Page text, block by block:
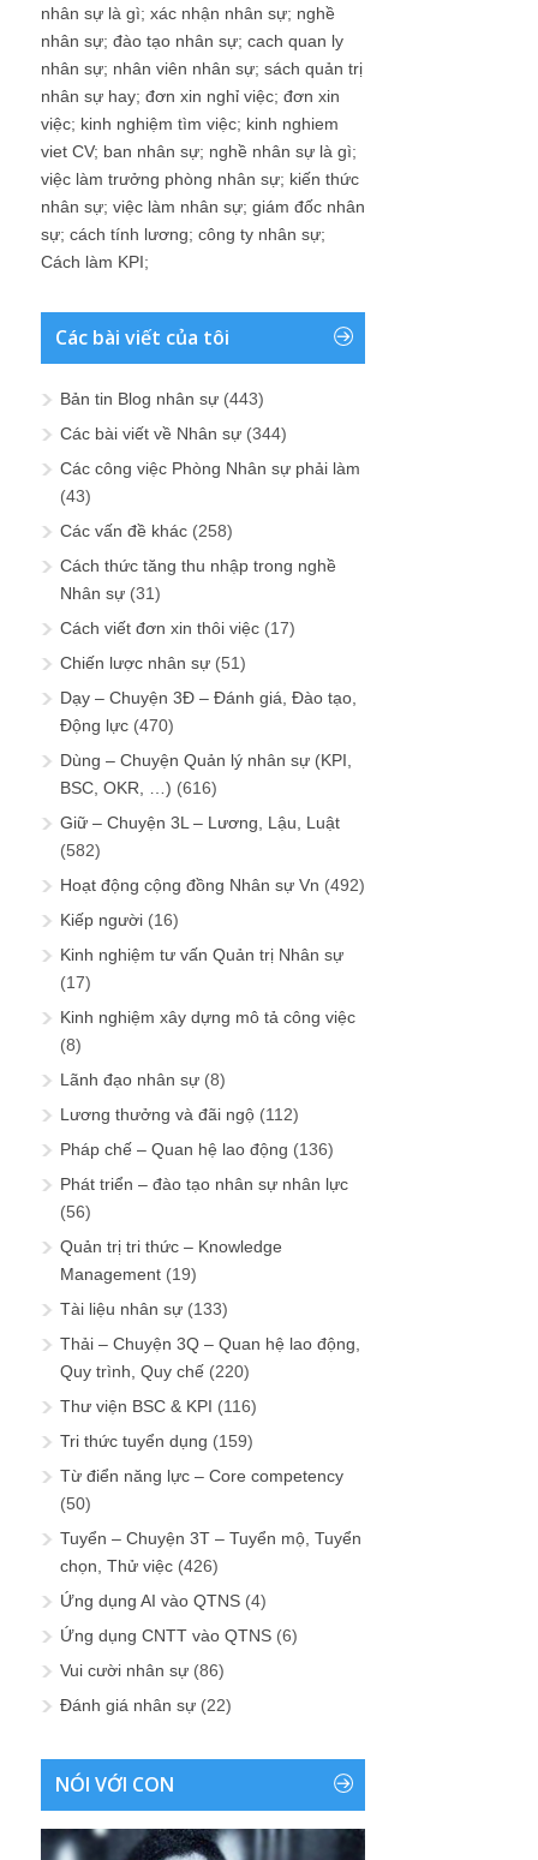
nhân sự là gì; xác nhận nhân sự; nghề
nhân sự; đào tạo nhân sự; cach quan ly
nhân sự; nhân viên nhân sự; sách quản trị
nhân sự hay; đơn xin nghỉ việc; đơn xin
việc; kinh nghiệm tìm việc; kinh nghiem
viet CV; ban nhân sự; nghề nhân sự là gì;
việc làm trưởng phòng nhân sự; kiến thức
nhân sự; việc làm nhân sự; giám đốc nhân
sự; cách tính lương; công ty nhân sự;
Cách làm KPI;
Các bài viết của tôi
Bản tin Blog nhân sự (443)
Các bài viết về Nhân sự (344)
Các công việc Phòng Nhân sự phải làm
(43)
Các vấn đề khác (258)
Cách thức tăng thu nhập trong nghề
Nhân sự (31)
Cách viết đơn xin thôi việc (17)
Chiến lược nhân sự (51)
Dạy – Chuyện 3Đ – Đánh giá, Đào tạo,
Động lực (470)
Dùng – Chuyện Quản lý nhân sự (KPI,
BSC, OKR, …) (616)
Giữ – Chuyện 3L – Lương, Lậu, Luật
(582)
Hoạt động cộng đồng Nhân sự Vn (492)
Kiếp người (16)
Kinh nghiệm tư vấn Quản trị Nhân sự
(17)
Kinh nghiệm xây dựng mô tả công việc
(8)
Lãnh đạo nhân sự (8)
Lương thưởng và đãi ngộ (112)
Pháp chế – Quan hệ lao động (136)
Phát triển – đào tạo nhân sự nhân lực
(56)
Quản trị tri thức – Knowledge
Management (19)
Tài liệu nhân sự (133)
Thải – Chuyện 3Q – Quan hệ lao động,
Quy trình, Quy chế (220)
Thư viện BSC & KPI (116)
Tri thức tuyển dụng (159)
Từ điển năng lực – Core competency
(50)
Tuyển – Chuyện 3T – Tuyển mộ, Tuyển
chọn, Thử việc (426)
Ứng dụng AI vào QTNS (4)
Ứng dụng CNTT vào QTNS (6)
Vui cười nhân sự (86)
Đánh giá nhân sự (22)
NÓI VỚI CON